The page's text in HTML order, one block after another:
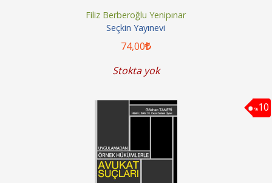
Filiz Berberoğlu Yenipınar
Seçkin Yayınevi
74,00
Stokta yok
%10